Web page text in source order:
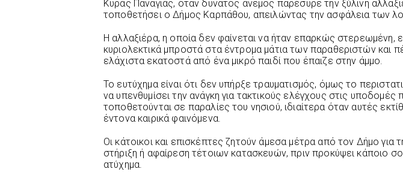
Κυράς Παναγιάς, όταν δυνατός άνεμος παρέσυρε την ξύλινη
τοποθετήσει ο Δήμος Καρπάθου, απειλώντας την ασφάλεια των
Η αλλαξιέρα, η οποία δεν φαίνεται να ήταν επαρκώς στερεωμένη,
κυριολεκτικά μπροστά στα έντρομα μάτια των παραθεριστών και
ελάχιστα εκατοστά από ένα μικρό παιδί που έπαιζε στην άμμο.
Το ευτύχημα είναι ότι δεν υπήρξε τραυματισμός, όμως το
να υπενθυμίσει την ανάγκη για τακτικούς ελέγχους στις υποδομές
τοποθετούνται σε παραλίες του νησιού, ιδιαίτερα όταν αυτές
έντονα καιρικά φαινόμενα.
Οι κάτοικοι και επισκέπτες ζητούν άμεσα μέτρα από τον Δήμο για
στήριξη ή αφαίρεση τέτοιων κατασκευών, πριν προκύψει κάποιο
ατύχημα.